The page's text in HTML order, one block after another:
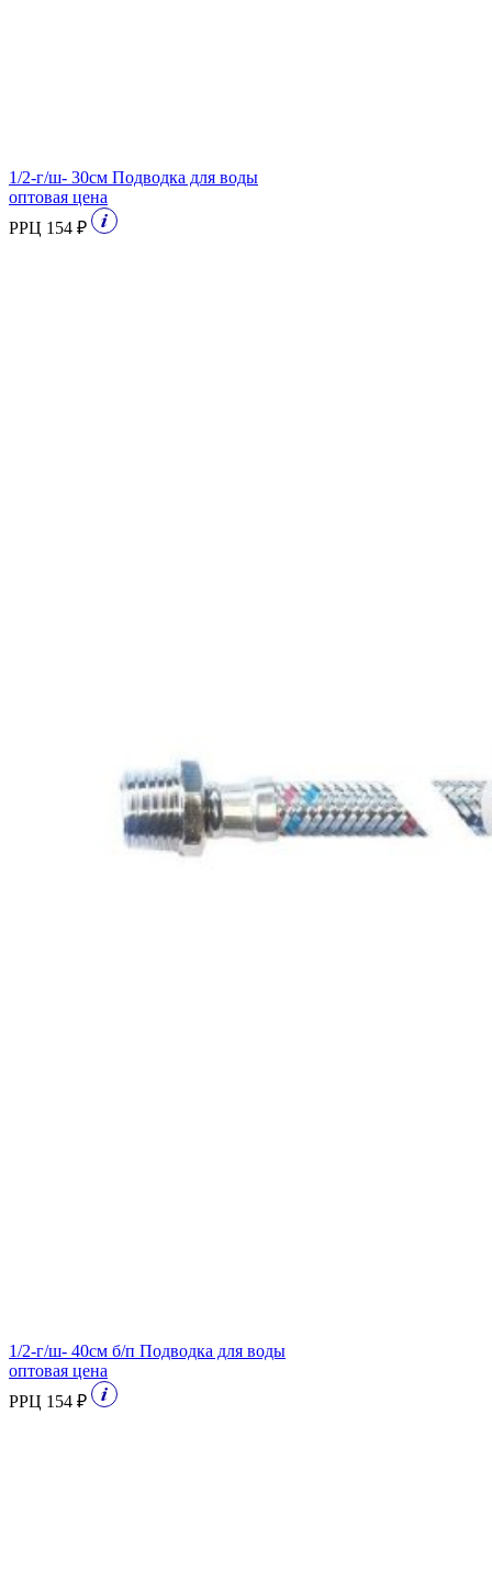
1/2-г/ш- 30см Подводка для воды
оптовая цена
РРЦ 154 ₽
1/2-г/ш- 40см б/п Подводка для воды
оптовая цена
РРЦ 154 ₽